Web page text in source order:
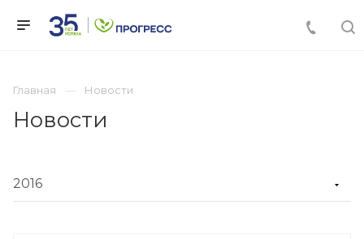
Главная Новости
Новости